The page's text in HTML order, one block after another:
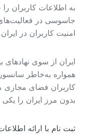
به اطلاعات کاربران
جاسوسی در فعالیت‌های
امنیت کاربران در
ایران از سوی نهادهای
همواره به‌خاطر
کاربران فضای
بدون مرز ایران را یکی
ثبت نام با ارائه